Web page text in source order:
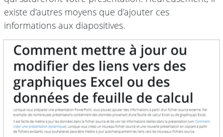
existe d’autres moyens que d’ajouter ces
informations aux diapositives.